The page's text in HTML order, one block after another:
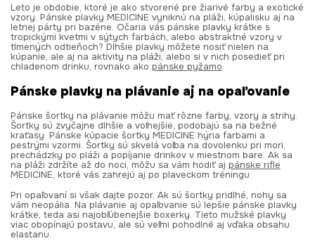
Leto je obdobie, ktoré je ako stvorené pre žiarivé farby a exotické
vzory. Pánske plavky MEDICINE vyniknú na pláži, kúpalisku aj na
letnej párty pri bazéne. Očaria vás pánske plavky krátke s
tropickými kvetmi v sýtych farbách, alebo abstraktné vzory v
tlmených odtieňoch? Dlhšie plavky môžete nosiť nielen na
kúpanie, ale aj na aktivity na pláži, alebo si v nich posedieť pri
chladenom drinku, rovnako ako pánske pyžamo.
Pánske plavky na plávanie aj na opaľovanie
Pánske šortky na plávanie môžu mať rôzne farby, vzory a strihy.
Šortky sú zvyčajne dlhšie a voľnejšie, podobajú sa na bežné
kraťasy. Pánske kúpacie šortky MEDICINE hýria farbami a
pestrými vzormi. Šortky sú skvelá voľba na dovolenku pri mori,
prechádzky po pláži a popíjanie drinkov v miestnom bare. Ak sa
na pláži zdržíte až do noci, môžu sa vám hodiť aj pánske rifle
MEDICINE, ktoré vás zahrejú aj po plaveckom tréningu.
Pri opaľovaní si však dajte pozor. Ak sú šortky pridlhé, nohy sa
vám neopália. Na plávanie aj opaľovanie sú lepšie pánske plavky
krátke, teda asi najobľúbenejšie boxerky. Tieto mužské plavky
viac obopínajú postavu, ale sú veľmi pohodlné aj vďaka obsahu
elastanu.